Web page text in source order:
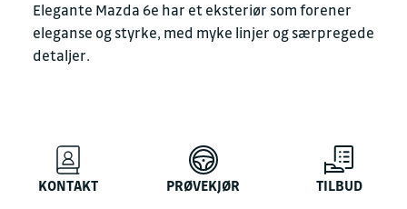
Elegante Mazda 6e har et eksteriør som forener
eleganse og styrke, med myke linjer og særpregede
detaljer.
KONTAKT PRØVEKJØR TILBUD